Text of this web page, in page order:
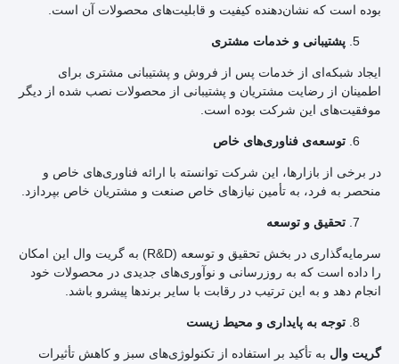
بوده است که نشان‌دهنده کیفیت و قابلیت‌های محصولات آن است.
پشتیبانی و خدمات مشتری
ایجاد شبکه‌ای از خدمات پس از فروش و پشتیبانی مشتری برای
اطمینان از رضایت مشتریان و پشتیبانی از محصولات نصب شده از دیگر
موفقیت‌های این شرکت بوده است.
توسعه‌ی فناوری‌های خاص
در برخی از بازارها، این شرکت توانسته با ارائه فناوری‌های خاص و
منحصر به فرد، به تأمین نیازهای خاص صنعت و مشتریان خاص بپردازد.
تحقیق و توسعه
سرمایه‌گذاری در بخش تحقیق و توسعه (R&D) به گریت وال این امکان
را داده است که به روزرسانی‌ و نوآوری‌های جدیدی در محصولات خود
انجام دهد و به این ترتیب در رقابت با سایر برندها پیشرو باشد.
توجه به پایداری و محیط زیست
گریت وال به تأکید بر استفاده از تکنولوژی‌های سبز و کاهش تأثیرات